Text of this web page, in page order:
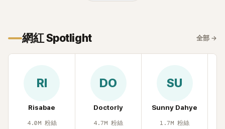
網紅 Spotlight 全部 →
RI
Risabae
4.0M 粉絲
DO
Doctorly
4.7M 粉絲
SU
Sunny Dahye
1.7M 粉絲